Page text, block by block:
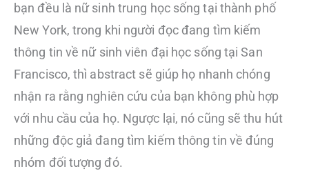
bạn đều là nữ sinh trung học sống tại thành phố
New York, trong khi người đọc đang tìm kiếm
thông tin về nữ sinh viên đại học sống tại San
Francisco, thì abstract sẽ giúp họ nhanh chóng
nhận ra rằng nghiên cứu của bạn không phù hợp
với nhu cầu của họ. Ngược lại, nó cũng sẽ thu hút
những độc giả đang tìm kiếm thông tin về đúng
nhóm đối tượng đó.